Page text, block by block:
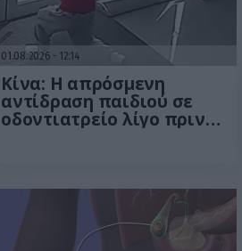
01.08.2026 12:14
Κίνα: Η απρόσμενη
αντίδραση παιδιού σε
οδοντιατρείο λίγο πριν